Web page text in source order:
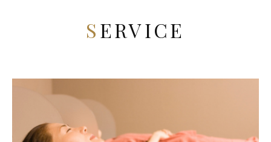
SERVICE